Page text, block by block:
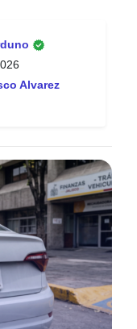
Alvarez